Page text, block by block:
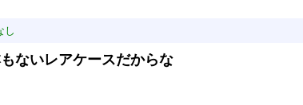
し
ないレアケースだからな